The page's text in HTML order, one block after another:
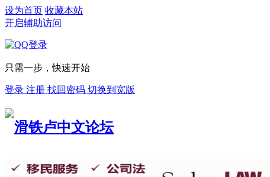
设为首页 收藏本站
开启辅助访问
只需一步，快速开始
登录 注册 找回密码 切换到宽版